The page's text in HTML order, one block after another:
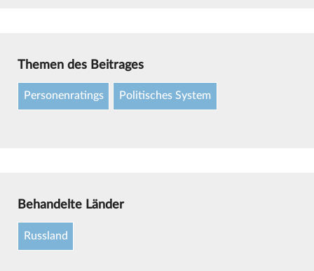
Themen des Beitrages
Personenratings Politisches System
Behandelte Länder
Russland